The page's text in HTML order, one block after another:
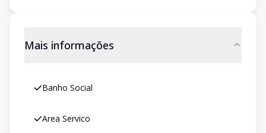
Mais informações
Banho Social
Area Servico